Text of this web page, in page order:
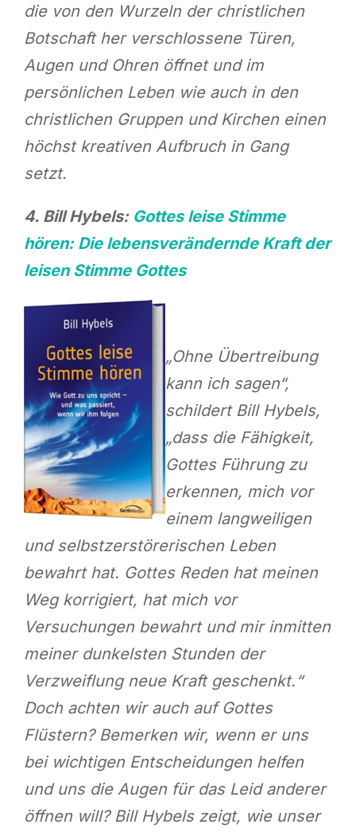
die von den Wurzeln der christlichen
Botschaft her verschlossene Türen,
Augen und Ohren öffnet und im
persönlichen Leben wie auch in den
christlichen Gruppen und Kirchen einen
höchst kreativen Aufbruch in Gang
setzt.
4. Bill Hybels: Gottes leise Stimme
hören: Die lebensverändernde Kraft der
leisen Stimme Gottes
„Ohne Übertreibung
kann ich sagen“,
schildert Bill Hybels,
„dass die Fähigkeit,
Gottes Führung zu
erkennen, mich vor
einem langweiligen
und selbstzerstörerischen Leben
bewahrt hat. Gottes Reden hat meinen
Weg korrigiert, hat mich vor
Versuchungen bewahrt und mir inmitten
meiner dunkelsten Stunden der
Verzweiflung neue Kraft geschenkt.“
Doch achten wir auch auf Gottes
Flüstern? Bemerken wir, wenn er uns
bei wichtigen Entscheidungen helfen
und uns die Augen für das Leid anderer
öffnen will? Bill Hybels zeigt, wie unser